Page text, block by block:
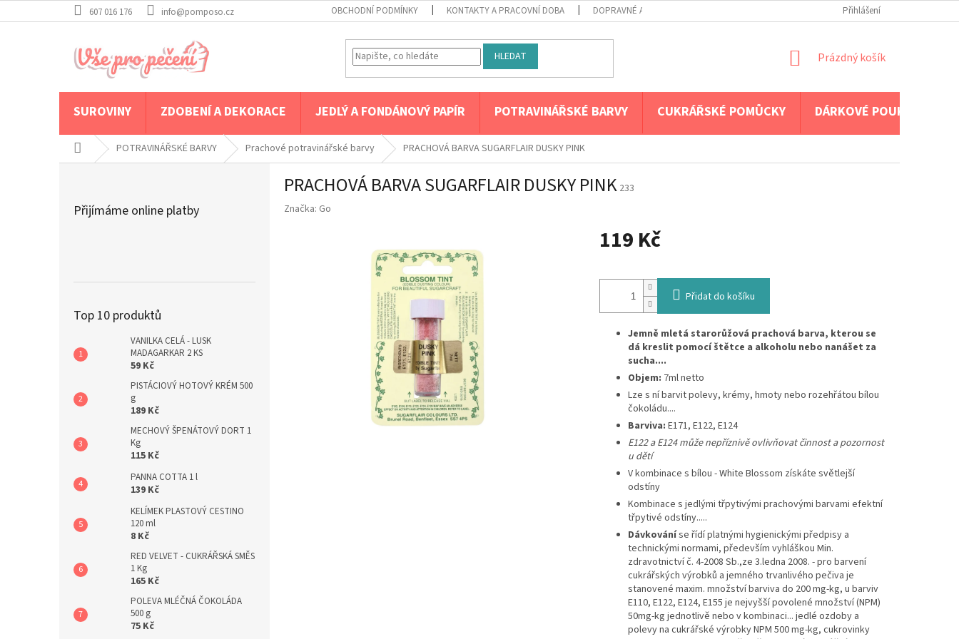
na
607 016 176 info@pomposo.cz OBCHODNÍ PODMÍNKY KONTAKTY A PRACOVNÍ DOBA DOPRAVNÉ A PLATBA Přihlášení
HLEDAT
NÁKUPNÍ
Prázdný košík
SUROVINY ZDOBENÍ A DEKORACE JEDLÝ A FONDÁNOVÝ PAPÍR POTRAVINÁŘSKÉ BARVY CUKRÁŘSKÉ POMŮCKY DÁRKOVÉ POUKAZY
Domů POTRAVINÁŘSKÉ BARVY Prachové potravinářské barvy PRACHOVÁ BARVA SUGARFLAIR DUSKY PINK
Přijímáme online platby
Top 10 produktů
VANILKA CELÁ - LUSK
MADAGARKAR 2 KS
59 Kč
PISTÁCIOVÝ HOTOVÝ KRÉM 500
g
189 Kč
MECHOVÝ ŠPENÁTOVÝ DORT 1
Kg
115 Kč
PANNA COTTA 1 l
139 Kč
KELÍMEK PLASTOVÝ CESTINO
120 ml
8 Kč
RED VELVET - CUKRÁŘSKÁ SMĚS
1 Kg
165 Kč
POLEVA MLÉČNÁ ČOKOLÁDA
500 g
75 Kč
PRACHOVÁ BARVA SUGARFLAIR DUSKY PINK 233
Značka: Go
119 Kč
cena:
Přidat do košíku
Jemně mletá starorůžová prachová barva, kterou se
dá kreslit pomocí štětce a alkoholu nebo nanášet za
sucha....
Objem: 7ml netto
Lze s ní barvit polevy, krémy, hmoty nebo rozehřátou bílou
čokoládu....
Barviva: E171, E122, E124
E122 a E124 může nepříznivě ovlivňovat činnost a pozornost
u dětí
V kombinace s bílou - White Blossom získáte světlejší
odstíny
Kombinace s jedlými třpytivými prachovými barvami efektní
třpytivé odstíny.....
Dávkováníse řídí platnými hygienickými předpisy a
technickými normami, především vyhláškou Min.
zdravotnictví č. 4-2008 Sb.,ze 3.ledna 2008. - pro barvení
cukrářských výrobků a jemného trvanlivého pečiva je
stanovené maxim. množství barviva do 200 mg-kg, u barviv
E110, E122, E124, E155 je nejvyšší povolené množství (NPM)
50mg-kg jednotlivě nebo v kombinaci... jedlé ozdoby a
polevy na cukrářské výrobky NPM 500 mg-kg, cukrovinky